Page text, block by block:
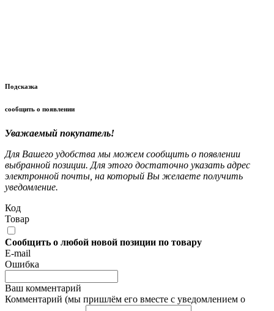
Подсказка
сообщить о появлении
Уважаемый покупатель!
Для Вашего удобства мы можем сообщить о появлении
выбранной позиции. Для этого достаточно указать адрес
электронной почты, на который Вы желаете получить
уведомление.
Код
Товар
Сообщить о любой новой позиции по товару
E-mail
Ошибка
Ваш комментарий
Комментарий (мы пришлём его вместе с уведомлением о